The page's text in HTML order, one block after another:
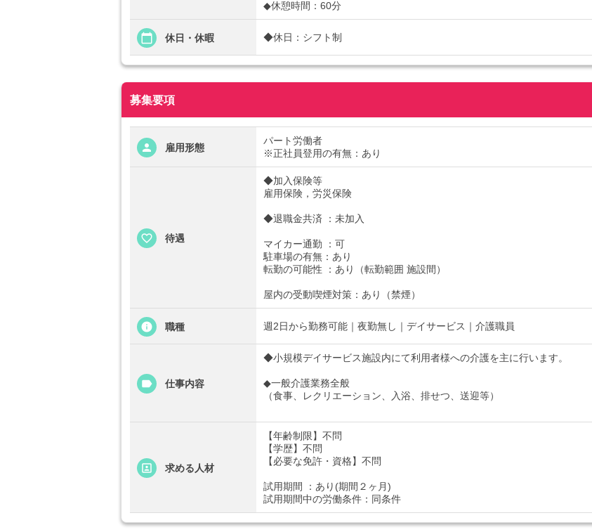
◆休憩時間：60分
休日・休暇 ◆休日：シフト制
募集要項
雇用形態
パート労働者
※正社員登用の有無：あり
待遇
◆加入保険等
雇用保険，労災保険
◆退職金共済 ：未加入
マイカー通勤 ：可
駐車場の有無：あり
転勤の可能性 ：あり（転勤範囲 施設間）
屋内の受動喫煙対策：あり（禁煙）
職種 週2日から勤務可能｜夜勤無し｜デイサービス｜介護職員
仕事内容
◆小規模デイサービス施設内にて利用者様への介護を主に行います。
◆一般介護業務全般
（食事、レクリエーション、入浴、排せつ、送迎等）
求める人材
【年齢制限】不問
【学歴】不問
【必要な免許・資格】不問
試用期間 ：あり(期間２ヶ月)
試用期間中の労働条件：同条件